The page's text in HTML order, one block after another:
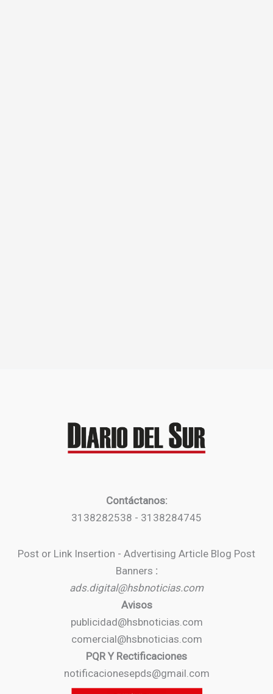
Contáctanos:
3138282538 - 3138284745
Post or Link Insertion - Advertising Article Blog Post
Banners :
ads.digital@hsbnoticias.com
Avisos
publicidad@hsbnoticias.com
comercial@hsbnoticias.com
PQR Y Rectificaciones
notificacionesepds@gmail.com